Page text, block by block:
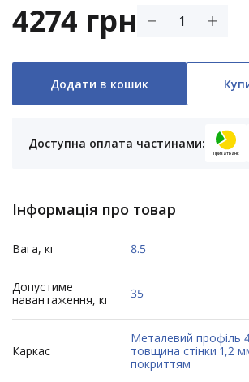
4274 грн
Додати в кошик
Доступна оплата частинами:
ПриватБанк
Інформація про товар
Вага, кг 8.5
Допустиме
навантаження, кг
35
Каркас
Металевий профіль
товщина стінки 1,2
покриттям